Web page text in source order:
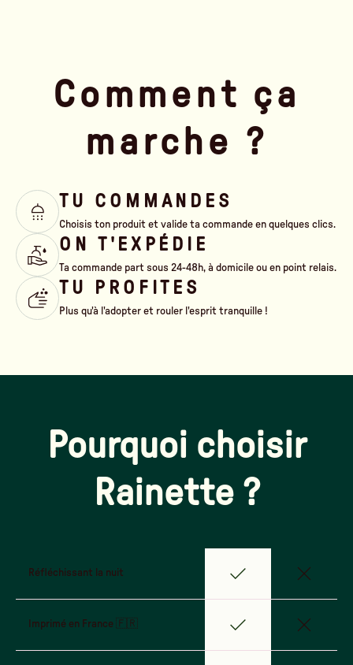
Comment ça
marche ?
TU COMMANDES
Choisis ton produit et valide ta commande en quelques clics.
ON T'EXPÉDIE
Ta commande part sous 24-48h, à domicile ou en point relais.
TU PROFITES
Plus qu'à l'adopter et rouler l'esprit tranquille !
Pourquoi choisir
Rainette ?
Réfléchissant la nuit
Imprimé en France 🇫🇷